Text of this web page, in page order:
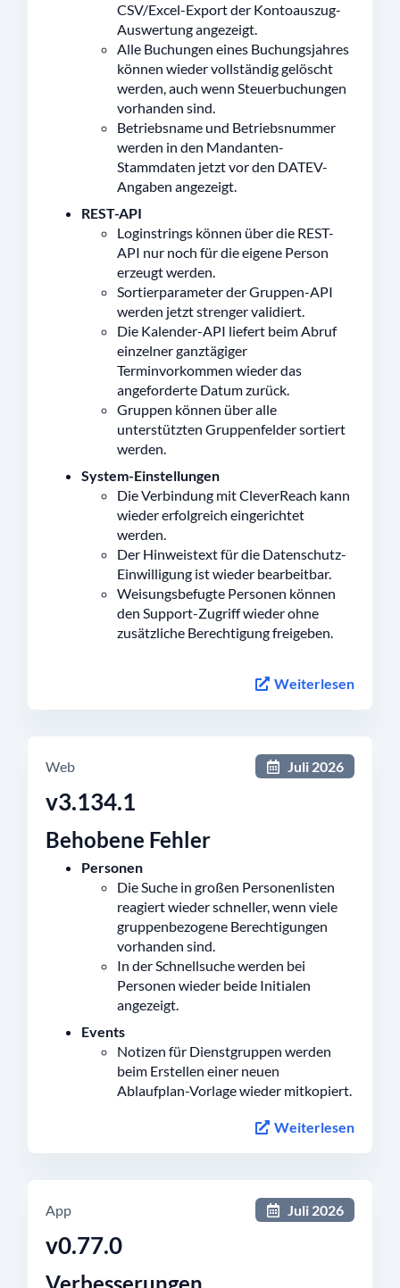
CSV/Excel-Export der Kontoauszug-
Auswertung angezeigt.
Alle Buchungen eines Buchungsjahres
können wieder vollständig gelöscht
werden, auch wenn Steuerbuchungen
vorhanden sind.
Betriebsname und Betriebsnummer
werden in den Mandanten-
Stammdaten jetzt vor den DATEV-
Angaben angezeigt.
REST-API
Loginstrings können über die REST-
API nur noch für die eigene Person
erzeugt werden.
Sortierparameter der Gruppen-API
werden jetzt strenger validiert.
Die Kalender-API liefert beim Abruf
einzelner ganztägiger
Terminvorkommen wieder das
angeforderte Datum zurück.
Gruppen können über alle
unterstützten Gruppenfelder sortiert
werden.
System-Einstellungen
Die Verbindung mit CleverReach kann
wieder erfolgreich eingerichtet
werden.
Der Hinweistext für die Datenschutz-
Einwilligung ist wieder bearbeitbar.
Weisungsbefugte Personen können
den Support-Zugriff wieder ohne
zusätzliche Berechtigung freigeben.
Weiterlesen
Web Juli 2026
v3.134.1
Behobene Fehler
Personen
Die Suche in großen Personenlisten
reagiert wieder schneller, wenn viele
gruppenbezogene Berechtigungen
vorhanden sind.
In der Schnellsuche werden bei
Personen wieder beide Initialen
angezeigt.
Events
Notizen für Dienstgruppen werden
beim Erstellen einer neuen
Ablaufplan-Vorlage wieder mitkopiert.
Weiterlesen
App Juli 2026
v0.77.0